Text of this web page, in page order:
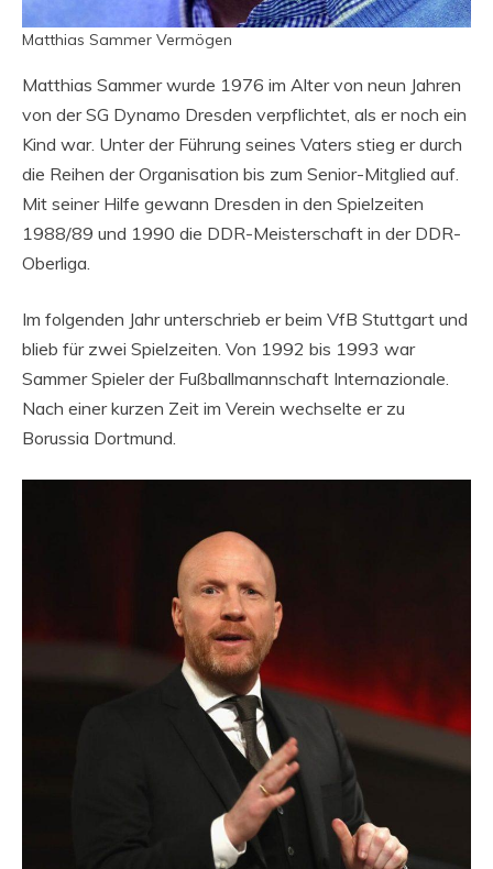
Matthias Sammer Vermögen
Matthias Sammer wurde 1976 im Alter von neun Jahren
von der SG Dynamo Dresden verpflichtet, als er noch ein
Kind war. Unter der Führung seines Vaters stieg er durch
die Reihen der Organisation bis zum Senior-Mitglied auf.
Mit seiner Hilfe gewann Dresden in den Spielzeiten
1988/89 und 1990 die DDR-Meisterschaft in der DDR-
Oberliga.
Im folgenden Jahr unterschrieb er beim VfB Stuttgart und
blieb für zwei Spielzeiten. Von 1992 bis 1993 war
Sammer Spieler der Fußballmannschaft Internazionale.
Nach einer kurzen Zeit im Verein wechselte er zu
Borussia Dortmund.